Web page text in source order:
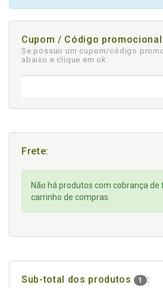
Cupom / Código promocional:
Se possuir um cupom/código
abaixo e clique em ok
Frete:
Não há produtos com cobrança
carrinho de compras.
Sub-total dos produtos 1 :